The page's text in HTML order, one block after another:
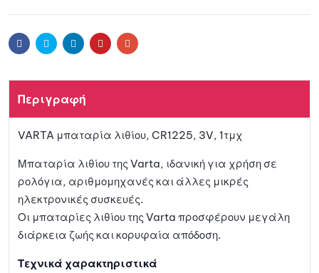
r
FacebookTwitter LinkedinPinterestEmail
Περιγραφή
VARTA μπαταρία λιθίου, CR1225, 3V, 1τμχ
Μπαταρία λιθίου της Varta, ιδανική για χρήση σε
ρολόγια, αριθμομηχανές και άλλες μικρές
ηλεκτρονικές συσκευές.
Οι μπαταρίες λιθίου της Varta προσφέρουν μεγάλη
διάρκεια ζωής και κορυφαία απόδοση.
Τεχνικά χαρακτηριστικά